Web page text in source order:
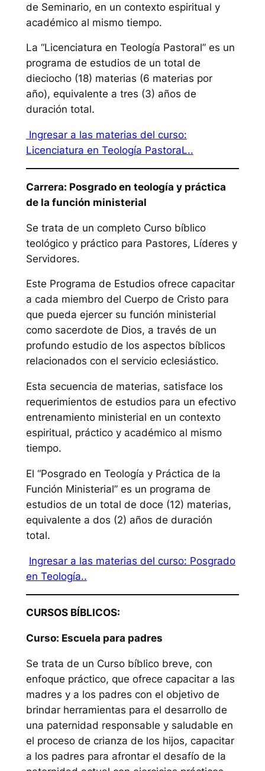
de Seminario, en un contexto espiritual y
académico al mismo tiempo.
La “Licenciatura en Teología Pastoral” es un
programa de estudios de un total de
dieciocho (18) materias (6 materias por
año), equivalente a tres (3) años de
duración total.
Ingresar a las materias del curso:
Licenciatura en Teología PastoraL..
Carrera: Posgrado en teología y práctica
de la función ministerial
Se trata de un completo Curso bíblico
teológico y práctico para Pastores, Líderes y
Servidores.
Este Programa de Estudios ofrece capacitar
a cada miembro del Cuerpo de Cristo para
que pueda ejercer su función ministerial
como sacerdote de Dios, a través de un
profundo estudio de los aspectos bíblicos
relacionados con el servicio eclesiástico.
Esta secuencia de materias, satisface los
requerimientos de estudios para un efectivo
entrenamiento ministerial en un contexto
espiritual, práctico y académico al mismo
tiempo.
El “Posgrado en Teología y Práctica de la
Función Ministerial” es un programa de
estudios de un total de doce (12) materias,
equivalente a dos (2) años de duración
total.
Ingresar a las materias del curso: Posgrado
en Teología..
CURSOS BÍBLICOS:
Curso: Escuela para padres
Se trata de un Curso bíblico breve, con
enfoque práctico, que ofrece capacitar a las
madres y a los padres con el objetivo de
brindar herramientas para el desarrollo de
una paternidad responsable y saludable en
el proceso de crianza de los hijos, capacitar
a los padres para afrontar el desafío de la